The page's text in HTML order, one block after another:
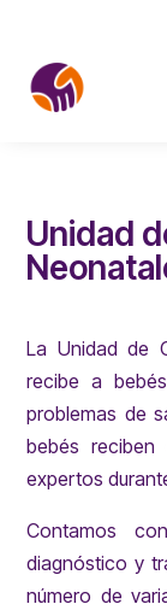
Unidad
La Unidad de
recibe a
problemas de
bebés
expertos
Contamos
diagnóstico y
número de